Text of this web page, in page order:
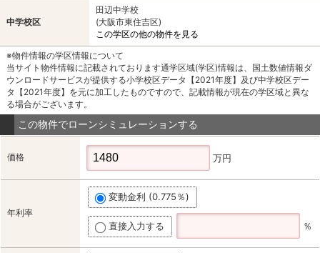
中学校区
田辺中学校
(大阪市東住吉区)
この学区の他の物件を見る
※物件情報の学区情報について
当サイト物件情報に記載されております通学区域(学区)情報は、国土数値情報ダ
ウンロードサービスが提供する小学校区データ【2021年度】及び中学校区デー
タ【2021年度】を元に加工したものですので、記載情報が現在の学区域と異な
る場合がございます。
この物件でローンシミュレーションする
価格 万円
年利率
変動金利 (0.775％)
直接入力する ％